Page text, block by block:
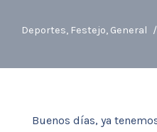
Deportes, Festejo, General
Buenos días, ya